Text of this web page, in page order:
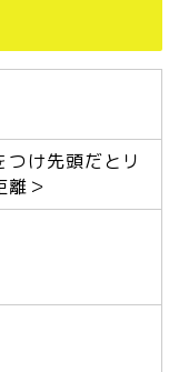
つけ先頭だとリ
離＞